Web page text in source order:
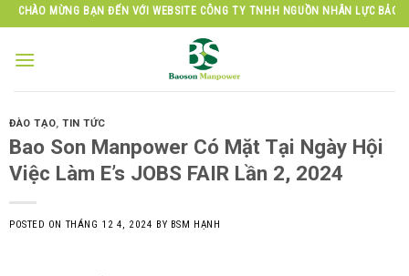
Skip
to
content
BẠN ĐẾN VỚI WEBSITE CÔNG TY TNHH NGUỒN NHÂN LỰC BẢO SƠN
ĐÀO TẠO,TIN TỨC
Bao Son Manpower Có Mặt Tại Ngày Hội
Việc Làm E’s JOBS FAIR Lần 2, 2024
POSTED ON THÁNG 12 4, 2024 BY BSM HẠNH